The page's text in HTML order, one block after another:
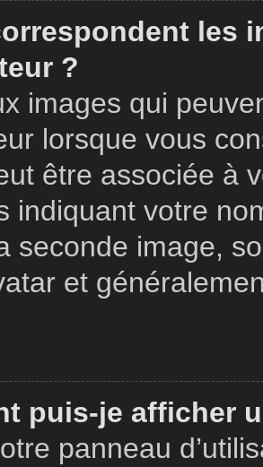
les
?
images qui
lorsque vous
être associée à
indiquant votre
seconde image,
et
puis-je afficher
panneau